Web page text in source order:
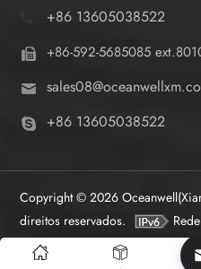
+86 13605038522
+86-592-5685085
+86 13605038522
Copyright © 2026
direitos reservados.